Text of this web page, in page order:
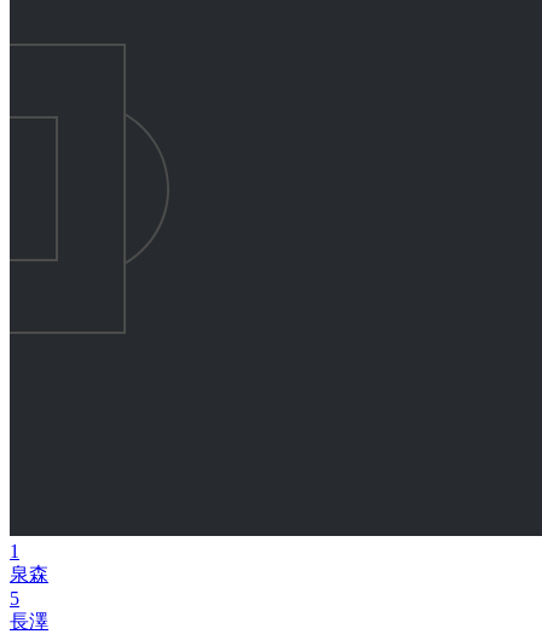
1
泉森
5
長澤